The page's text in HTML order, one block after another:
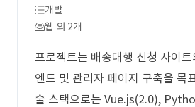
개발
웹 외 2개
프로젝트는 배송대행 신청 사이
엔드 및 관리자 페이지 구축을 목
술 스택으로는 Vue.js(2.0),